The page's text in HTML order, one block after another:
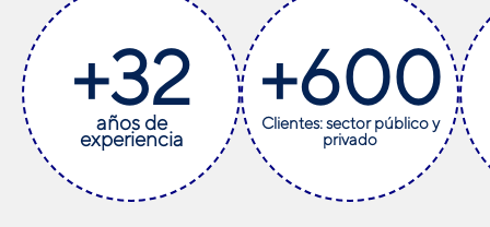
años de
experiencia
+32
Clientes: sector público y
privado
+600